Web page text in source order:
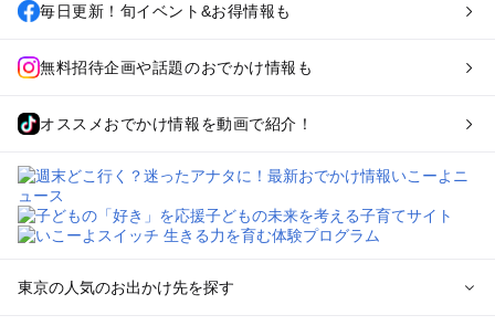
毎日更新！旬イベント&お得情報も
無料招待企画や話題のおでかけ情報も
オススメおでかけ情報を動画で紹介！
東京の人気のお出かけ先を探す